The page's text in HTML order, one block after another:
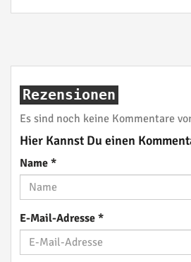
Rezensionen
Es sind noch keine Kommentare
Hier Kannst Du einen
Name *
E-Mail-Adresse *